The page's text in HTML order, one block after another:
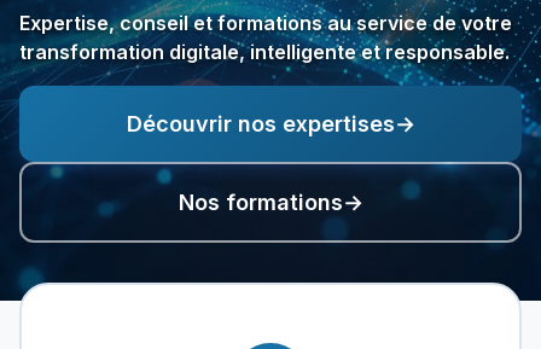
Expertise, conseil et formations au servicede votre
transformation digitale, intelligente et responsable.
Découvrir nos expertises→
Nos formations→